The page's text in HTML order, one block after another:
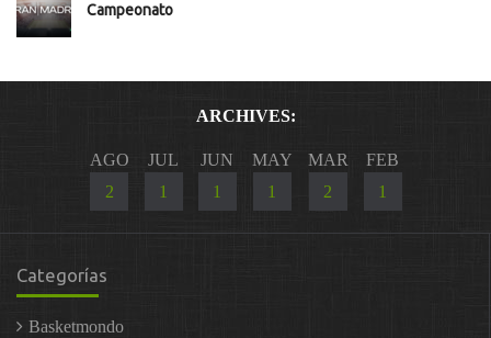
Campeonato
ARCHIVES:
AGO
2
JUL
1
JUN
1
MAY
1
MAR
2
FEB
1
Categorías
Basketmondo